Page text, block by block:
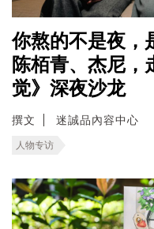
你熬的不是夜，
陈栢青、杰尼，
觉》深夜沙龙
撰文 迷誠品內容中心
人物专访